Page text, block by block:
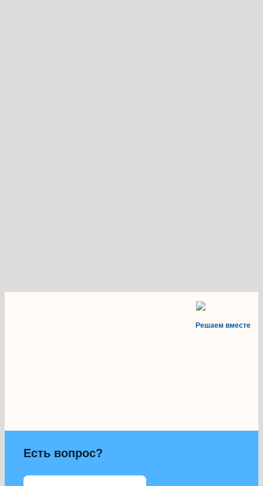
Решаем вместе
Есть вопрос?